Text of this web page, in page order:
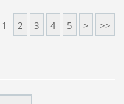
1 2 3 4 5 > >>